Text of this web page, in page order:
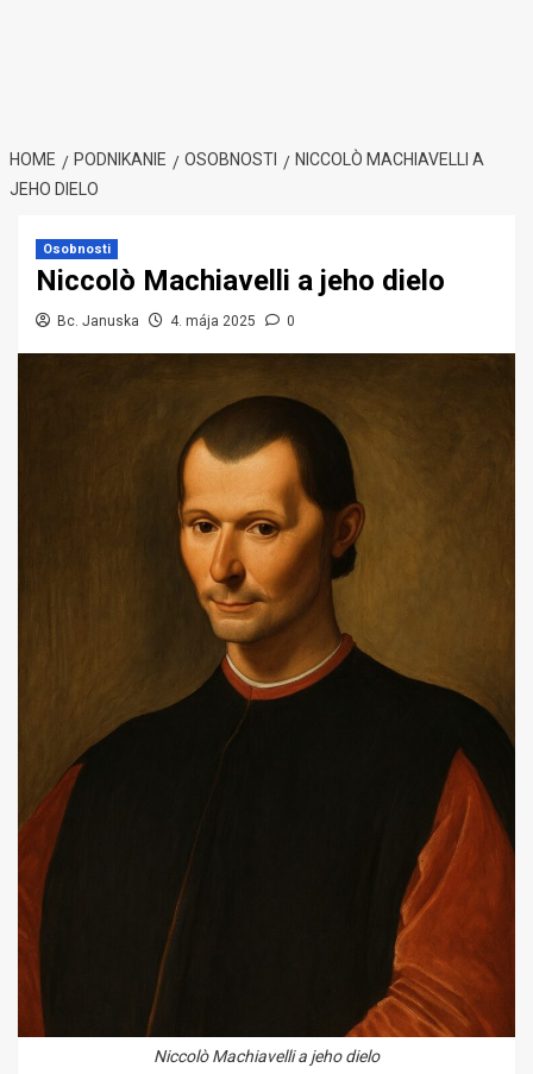
HOME PODNIKANIE OSOBNOSTI
NICCOLÒ MACHIAVELLI A
JEHO DIELO
Osobnosti
Niccolò Machiavelli a jeho dielo
Bc. Januska 4. mája 2025 0
Niccolò Machiavelli a jeho dielo